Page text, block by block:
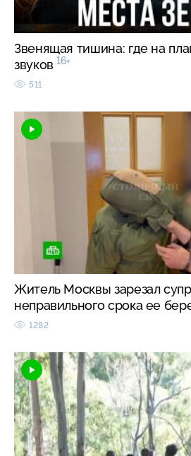
Звенящая тишина: где на
звуков 16+
511
Житель Москвы зарезал
неправильного срока ее
1282